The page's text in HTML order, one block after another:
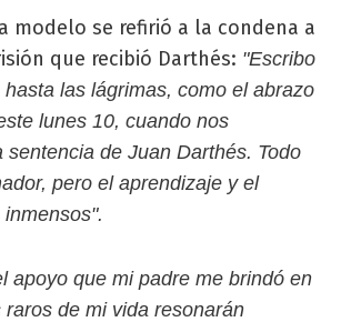
modelo se refirió a la condena a
que recibió Darthés: "Escribo
las lágrimas, como el abrazo
lunes 10, cuando nos
sentencia de Juan Darthés. Todo
pero el aprendizaje y el
apoyo que mi padre me brindó en
de mi vida resonarán